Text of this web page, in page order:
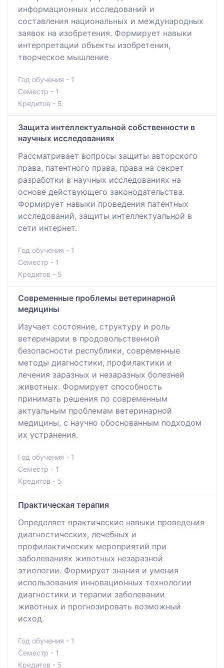
информационных исследований и
составления национальных и международных
заявок на изобретения. Формирует навыки
интерпретации объекты изобретения,
творческое мышление
Год обучения - 1
Семестр - 1
Кредитов - 5
Защита интеллектуальной собственности в
научных исследованиях
Рассматривает вопросы защиты авторского
права, патентного права, права на секрет
разработки в научных исследованиях на
основе действующего законодательства.
Формирует навыки проведения патентных
исследований, защиты интеллектуальной в
сети интернет.
Год обучения - 1
Семестр - 1
Кредитов - 5
Современные проблемы ветеринарной
медицины
Изучает состояние, структуру и роль
ветеринарии в продовольственной
безопасности республики, современные
методы диагностики, профилактики и
лечения заразных и незаразных болезней
животных. Формирует способность
принимать решения по современным
актуальным проблемам ветеринарной
медицины, с научно обоснованным подходом
их устранения.
Год обучения - 1
Семестр - 1
Кредитов - 5
Практическая терапия
Определяет практические навыки проведения
диагностических, лечебных и
профилактических мероприятий при
заболеваниях животных незаразной
этиологии. Формирует знания и умения
использования инновационных технологии
диагностики и терапии заболевании
животных и прогнозировать возможный
исход.
Год обучения - 1
Семестр - 1
Кредитов - 5